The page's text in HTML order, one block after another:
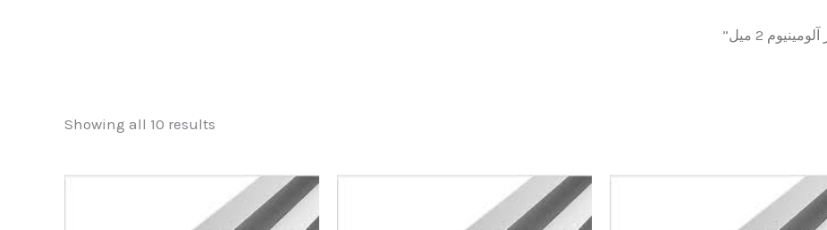
2 میل”
Showing all 10 results